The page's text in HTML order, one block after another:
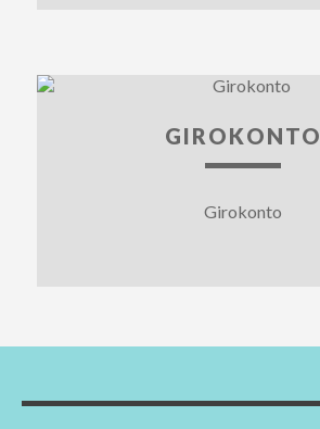
GIROKONTO
Girokonto